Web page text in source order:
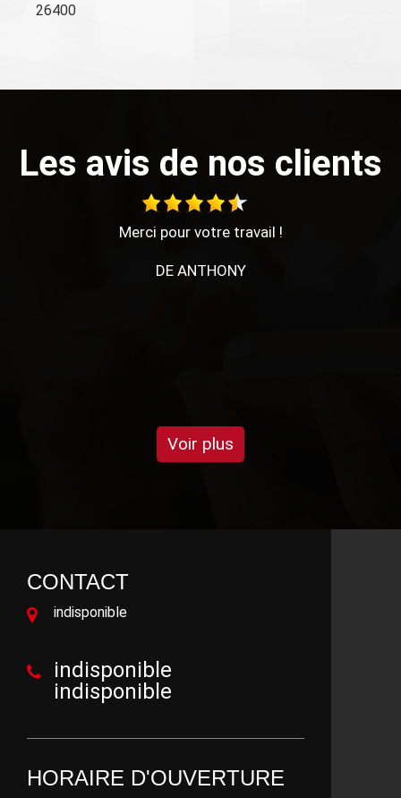
26400
Les avis de nos clients
Mr UHLMANN (Père) est bienveillant, à l'écoute et
soigneux. De manière générale, je n'aime pas déléguer
Voir plus
CONTACT
indisponible
indisponible
indisponible
HORAIRE D'OUVERTURE